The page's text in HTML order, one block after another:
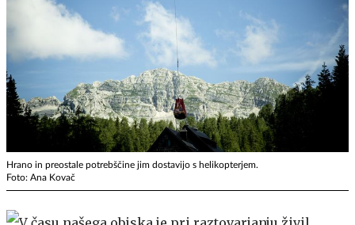
Hrano in preostale potrebščine jim dostavijo s helikopterjem.
Foto: Ana Kovač